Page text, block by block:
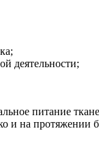
деятельности;
питание
и на протяжении